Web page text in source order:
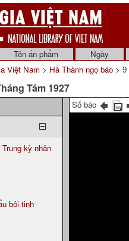
Tên ấn phẩm
Ngày
Việt Nam > Hà Thành ngọ báo > 9
Tám 1927
kỳ nhân
bôi tinh
Số báo